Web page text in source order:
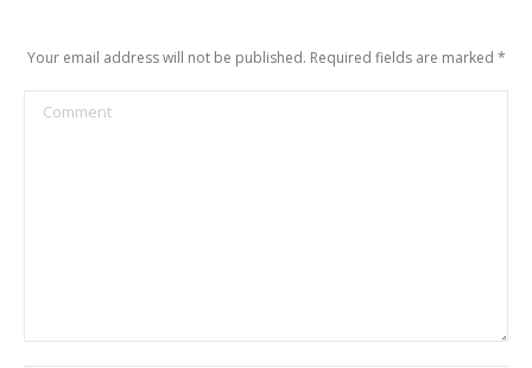
Your email address will not be published. Required fields are marked *
Comment